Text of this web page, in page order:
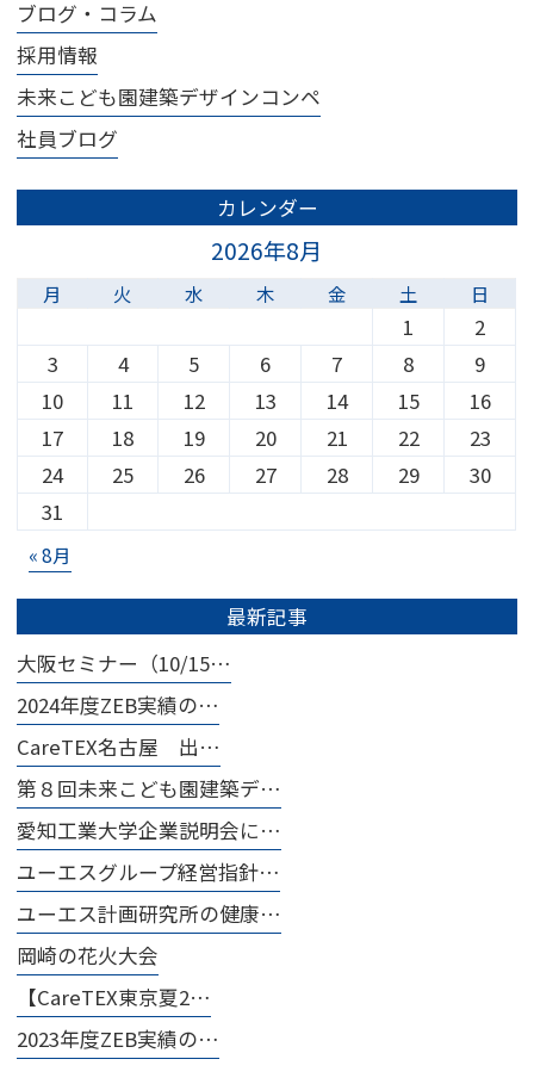
ブログ・コラム
採用情報
未来こども園建築デザインコンペ
社員ブログ
カレンダー
2026年8月
月 火 水 木 金 土 日
« 8月
1
2
3
4 5 6 7 8
9
10
11 12 13 14 15
16
17
18 19 20 21 22
23
24
25 26 27 28 29
30
31
最新記事
大阪セミナー（10/15…
2024年度ZEB実績の…
CareTEX名古屋 出…
第８回未来こども園建築デ…
愛知工業大学企業説明会に…
ユーエスグループ経営指針…
ユーエス計画研究所の健康…
岡崎の花火大会
【CareTEX東京夏2…
2023年度ZEB実績の…